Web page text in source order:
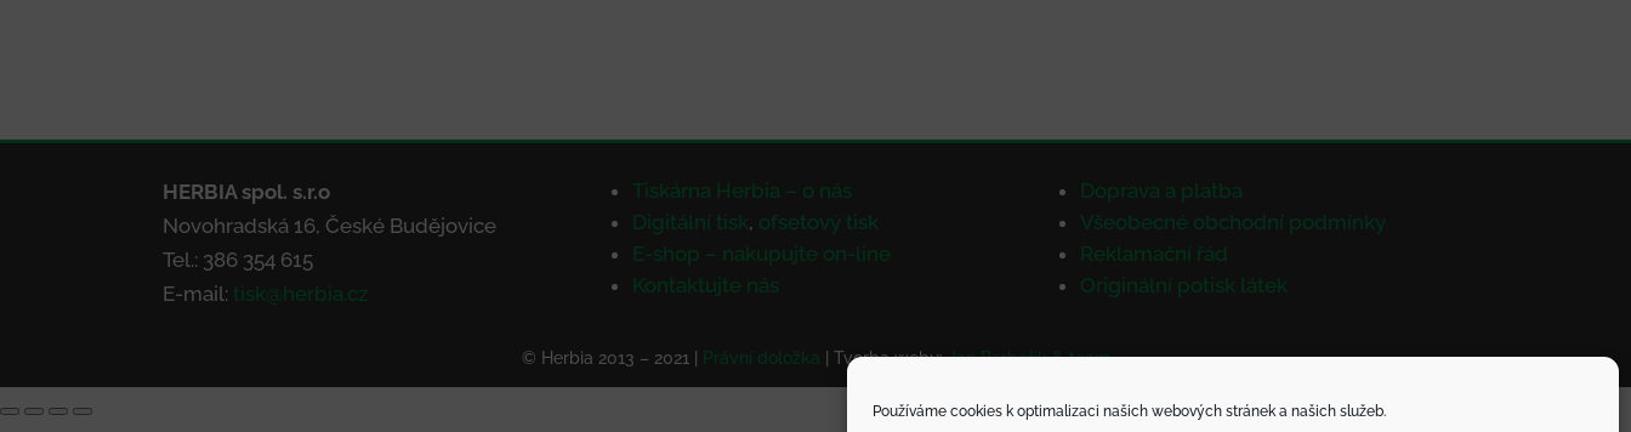
Používáme cookies k optimalizaci našich webových stránek a našich služeb.
HERBIA spol. s.r.o
Novohradská 16, České Budějovice
Tel.: 386 354 615
E-mail: tisk@herbia.cz
Tiskárna Herbia – o nás
Digitální tisk, ofsetový tisk
E-shop – nakupujte on-line
Kontaktujte nás
Doprava a platba
Všeobecné obchodní podmínky
Reklamační řád
Originální potisk látek
© Herbia 2013 – 2021 | Právní doložka | Tvorba webu:Jan Barbořík & team